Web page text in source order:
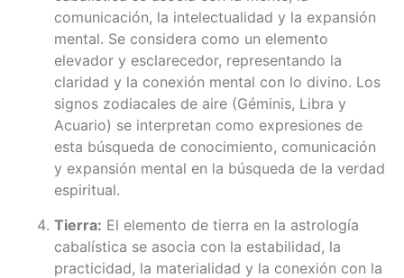
comunicación, la intelectualidad y la expansión
mental. Se considera como un elemento
elevador y esclarecedor, representando la
claridad y la conexión mental con lo divino. Los
signos zodiacales de aire (Géminis, Libra y
Acuario) se interpretan como expresiones de
esta búsqueda de conocimiento, comunicación
y expansión mental en la búsqueda de la verdad
espiritual.
Tierra: El elemento de tierra en la astrología
cabalística se asocia con la estabilidad, la
practicidad, la materialidad y la conexión con la